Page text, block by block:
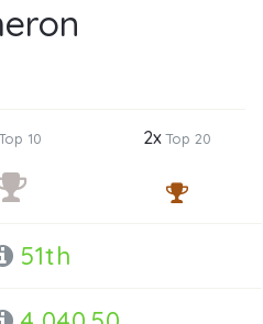
Top 10 2xTop 20
51th